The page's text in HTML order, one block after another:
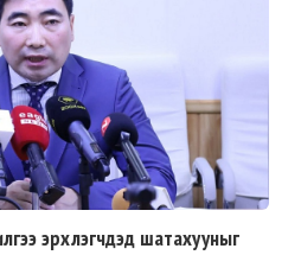
эрхлэгчдэд шатахууныг